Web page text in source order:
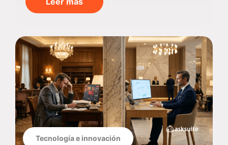
Tecnología e innovación